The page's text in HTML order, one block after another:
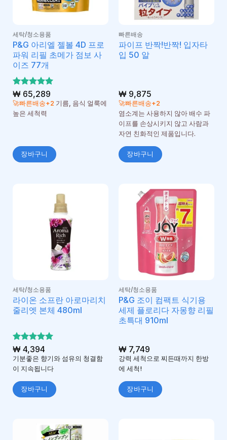
세탁/청소용품
P&G 아리엘 젤볼 4D 프로
파워 리필 초메가 점보 사
이즈 77개
5 중에서
5로 평가
됨
₩65,289
🚀빠른배송+2기름, 음식 얼룩에
높은 세척력
장바구니
빠른배송
파이프 반짝!반짝! 입자타
입 50 알
₩9,875
🚀빠른배송+2
염소계는 사용하지 않아 배수 파
이프를 손상시키지 않고 사람과
자연 친화적인 제품입니다.
장바구니
세탁/청소용품
라이온 소프란 아로마리치
줄리엣 본체 480ml
5 중에서
5로 평가
됨
₩4,394
기분좋은 향기와 섬유의 청결함
이 지속됩니다
장바구니
세탁/청소용품
P&G 조이 컴팩트 식기용
세제 플로리다 자몽향 리필
초특대 910ml
₩7,749
강력 세척으로 찌든때까지 한방
에 세척!
장바구니